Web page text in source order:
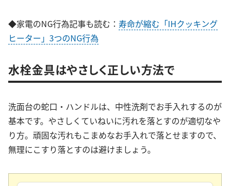
◆家電のNG行為記事も読む： 寿命が縮む「IHクッキング
ヒーター」3つのNG行為
水栓金具はやさしく正しい方法で
洗面台の蛇口・ハンドルは、中性洗剤でお手入れするのが
基本です。やさしくていねいに汚れを落とすのが適切なや
り方。頑固な汚れもこまめなお手入れで落とせますので、
無理にこすり落とすのは避けましょう。